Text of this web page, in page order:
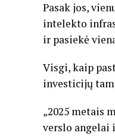
Pasak jos,
intelekto
ir pasiekė
Visgi, kaip
investicijų
„2025 metais
verslo angelai